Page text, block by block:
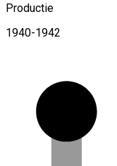
Productie
1940-1942